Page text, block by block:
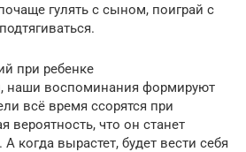
гулять с сыном, поиграй с
при ребенке
наши воспоминания формируют
всё время ссорятся при
вероятность, что он станет
когда вырастет, будет вести себя